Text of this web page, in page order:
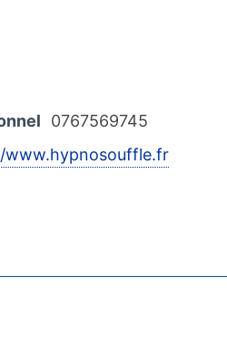
0767569745